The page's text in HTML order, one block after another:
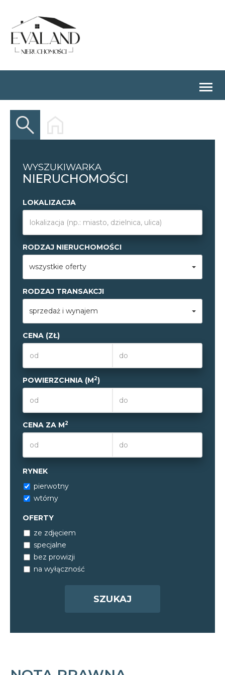
WYSZUKIWARKA
NIERUCHOMOŚCI
LOKALIZACJA
RODZAJ NIERUCHOMOŚCI
wszystkie oferty
RODZAJ TRANSAKCJI
sprzedaż i wynajem
CENA (ZŁ)
POWIERZCHNIA (M2)
CENA ZA M2
RYNEK
pierwotny
wtórny
OFERTY
ze zdjęciem
specjalne
bez prowizji
na wyłączność